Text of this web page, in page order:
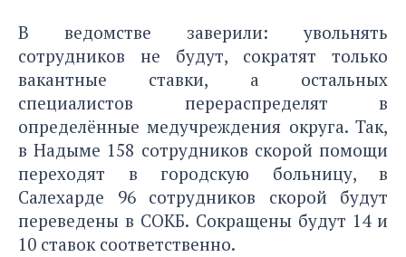
В ведомстве заверили: увольнять
сотрудников не будут, сократят только
вакантные ставки, а остальных
специалистов перераспределят в
определённые медучреждения округа. Так,
в Надыме 158 сотрудников скорой помощи
переходят в городскую больницу, в
Салехарде 96 сотрудников скорой будут
переведены в СОКБ. Сокращены будут 14 и
10 ставок соответственно.